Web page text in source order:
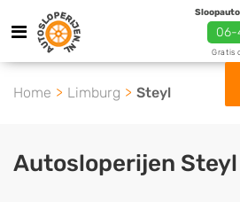
06-
Gratis
Home Limburg Steyl
Autosloperijen Steyl